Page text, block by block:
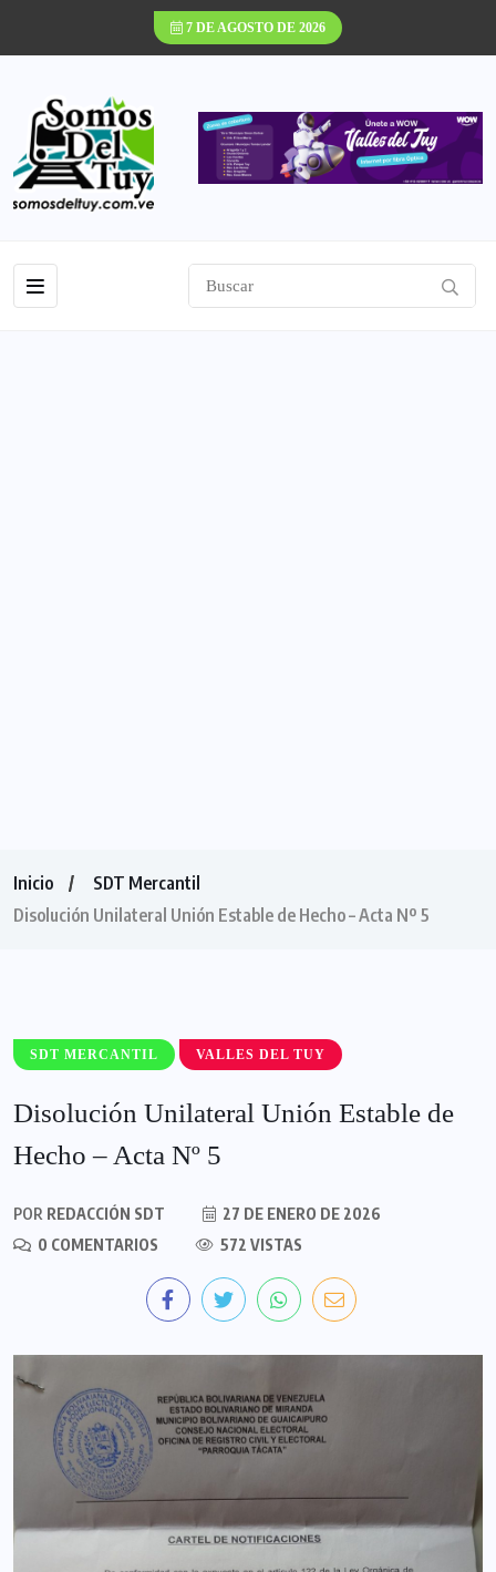
7 DE AGOSTO DE 2026
Inicio
SDT Mercantil
Disolución Unilateral Unión Estable de Hecho – Acta Nº 5
SDT MERCANTIL VALLES DEL TUY
Disolución Unilateral Unión Estable de
Hecho – Acta Nº 5
POR REDACCIÓN SDT
27 DE ENERO DE 2026
0 COMENTARIOS
572 VISTAS